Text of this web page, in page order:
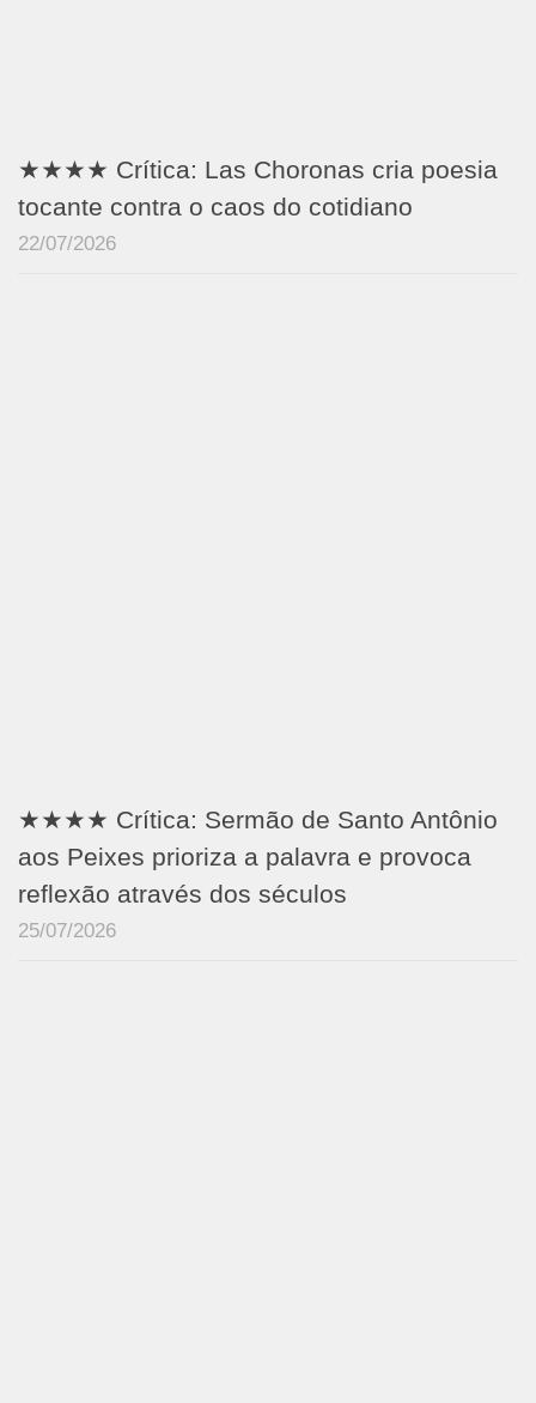
★★★★ Crítica: Las Choronas cria poesia
tocante contra o caos do cotidiano
22/07/2026
★★★★ Crítica: Sermão de Santo Antônio
aos Peixes prioriza a palavra e provoca
reflexão através dos séculos
25/07/2026